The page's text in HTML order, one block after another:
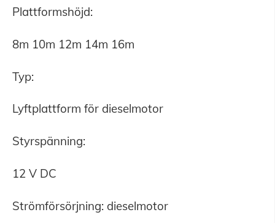
Plattformshöjd:
8m 10m 12m 14m 16m
Typ:
Lyftplattform för dieselmotor
Styrspänning:
12 V DC
Strömförsörjning: dieselmotor